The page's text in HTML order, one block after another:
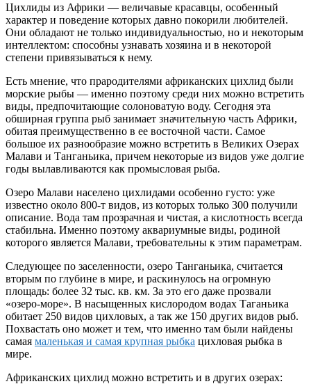
Цихлиды из Африки — величавые красавцы, особенный
характер и поведение которых давно покорили любителей.
Они обладают не только индивидуальностью, но и некоторым
интеллектом: способны узнавать хозяина и в некоторой
степени привязываться к нему.
Есть мнение, что прародителями африканских цихлид были
морские рыбы — именно поэтому среди них можно встретить
виды, предпочитающие солоноватую воду. Сегодня эта
обширная группа рыб занимает значительную часть Африки,
обитая преимущественно в ее восточной части. Самое
большое их разнообразие можно встретить в Великих Озерах
Малави и Танганьика, причем некоторые из видов уже долгие
годы вылавливаются как промысловая рыба.
Озеро Малави населено цихлидами особенно густо: уже
известно около 800-т видов, из которых только 300 получили
описание. Вода там прозрачная и чистая, а кислотность всегда
стабильна. Именно поэтому аквариумные виды, родиной
которого является Малави, требовательны к этим параметрам.
Следующее по заселенности, озеро Танганьика, считается
вторым по глубине в мире, и раскинулось на огромную
площадь: более 32 тыс. кв. км. За это его даже прозвали
«озеро-море». В насыщенных кислородом водах Таганьика
обитает 250 видов цихловых, а так же 150 других видов рыб.
Похвастать оно может и тем, что именно там были найдены
самая маленькая и самая крупная рыбка цихловая рыбка в
мире.
Африканских цихлид можно встретить и в других озерах: